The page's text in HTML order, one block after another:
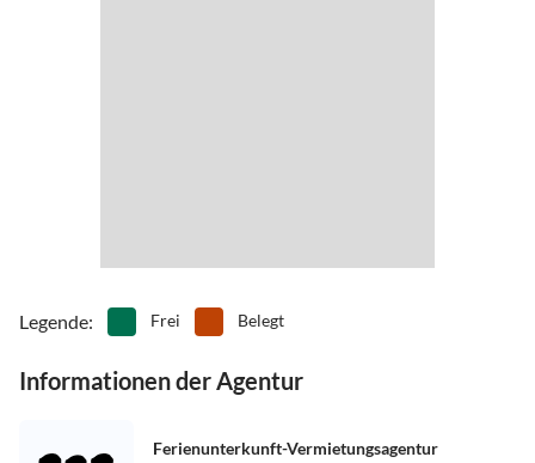
Legende: Frei Belegt
Informationen der Agentur
Ferienunterkunft-Vermietungsagentur